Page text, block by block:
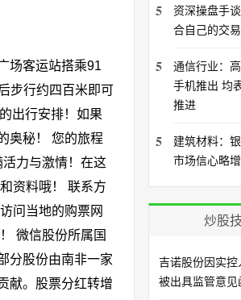
场客运站搭乘91
步行约四百米即可
出行安排！如果
奥秘！ 您的旅程
力与激情！在这
资料哦！ 联系方
问当地的购票网
微信股份所属国
分股份由南非一家
献。股票分红转增
5
资深操盘手
合自己的交
5
通信行业：
手机推出 均
推进
5
建筑材料：
市场信心略增
炒股
吉诺股份因实控
被出具监管意见